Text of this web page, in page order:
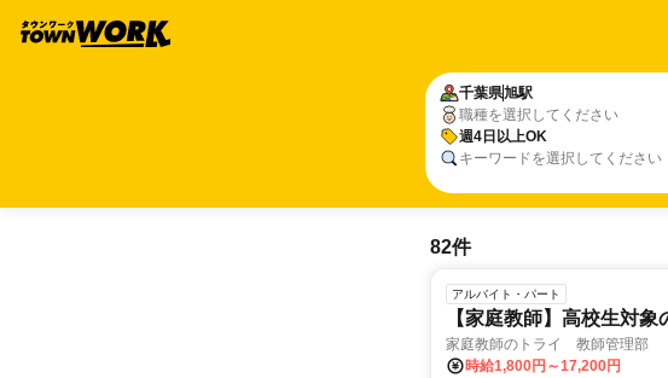
千葉県旭駅
職種を選択してください
週4日以上OK
キーワードを選択してください
82件
アルバイト・パート
【家庭教師】高校生対
家庭教師のトライ 教師管理部
時給1,800円～17,200円